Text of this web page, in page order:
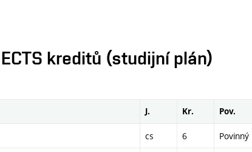
kreditů (studijní plán)
J. Kr. Pov.
cs 6 Povinný